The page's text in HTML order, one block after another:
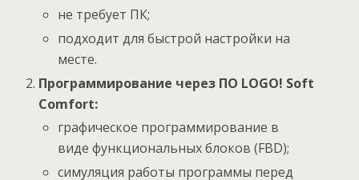
не требует ПК;
подходит для быстрой настройки на
месте.
Программирование через ПО LOGO! Soft
Comfort:
графическое программирование в
виде функциональных блоков (FBD);
симуляция работы программы перед